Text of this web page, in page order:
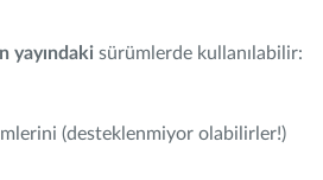
yayındaki sürümlerde kullanılabilir:
(desteklenmiyor olabilirler!)